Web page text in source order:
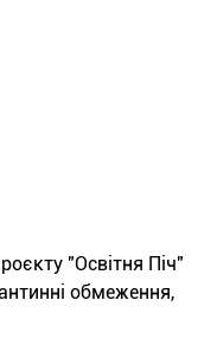
"Освітня Піч"
обмеження,